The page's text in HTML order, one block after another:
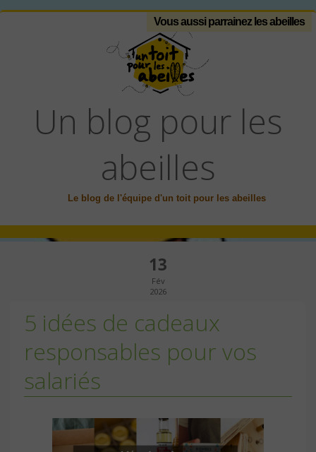
Vous aussi parrainez les abeilles
Un blog pour les
abeilles
Le blog de l'équipe d'un toit pour les abeilles
13
Fév
2026
5 idées de cadeaux
responsables pour vos
salariés